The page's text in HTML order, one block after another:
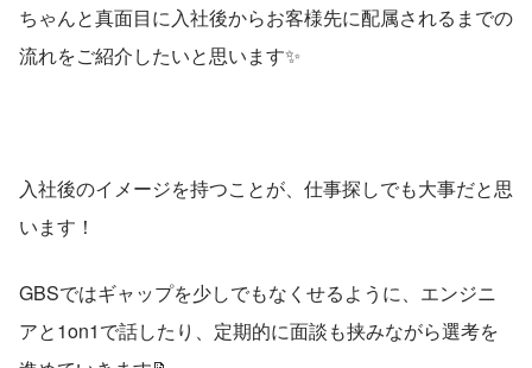
ちゃんと真面目に入社後からお客様先に配属されるまでの
流れをご紹介したいと思います✨️
入社後のイメージを持つことが、仕事探しでも大事だと思
います！
GBSではギャップを少しでもなくせるように、エンジニ
アと1on1で話したり、定期的に面談も挟みながら選考を